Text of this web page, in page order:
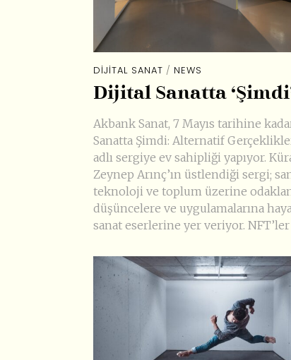
DIJITAL SANAT / NEWS
Dijital Sanatta
Akbank Sanat, 7 Mayıs tarihine
Sanatta Şimdi: Alternatif
adlı sergiye ev sahipliği yapıyor.
Zeynep Arınç’ın üstlendiği sergi;
teknoloji ve toplum üzerine
düşüncelere ve uygulamalarına
sanat eserlerine yer veriyor.